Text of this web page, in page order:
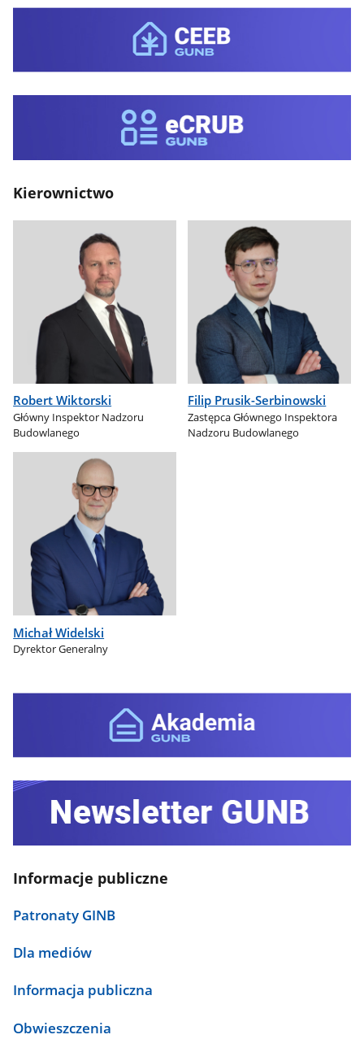
Kierownictwo
Robert Wiktorski
Główny Inspektor Nadzoru
Budowlanego
Filip Prusik-Serbinowski
Zastępca Głównego Inspektora
Nadzoru Budowlanego
Michał Widelski
Dyrektor Generalny
Informacje publiczne
Patronaty GINB
Dla mediów
Informacja publiczna
Obwieszczenia